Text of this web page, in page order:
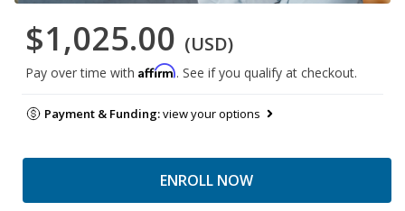
$1,025.00 (USD)
Pay over time with Affirm. See if you qualify at checkout.
Payment & Funding:view your options
ENROLL NOW